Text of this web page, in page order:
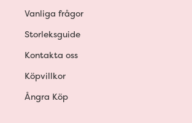
Vanliga frågor
Storleksguide
Kontakta oss
Köpvillkor
Ångra Köp